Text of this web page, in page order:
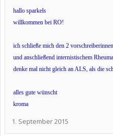
hallo sparkels
willkommen bei RO!
ich schließe mich den 2
und anschließend internistischem
denke mal nicht gleich an ALS, als die
alles gute wünscht
kroma
1. September 2015